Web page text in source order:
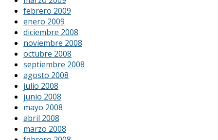
febrero 2009
enero 2009
diciembre 2008
noviembre 2008
octubre 2008
septiembre 2008
agosto 2008
julio 2008
junio 2008
mayo 2008
abril 2008
marzo 2008